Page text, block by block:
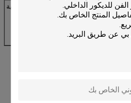
السريع / عن طريق الجو للقماش فقط أو كمية
/ الإطار في طلب بالجملة ، نحن السفن عادة
السحاب